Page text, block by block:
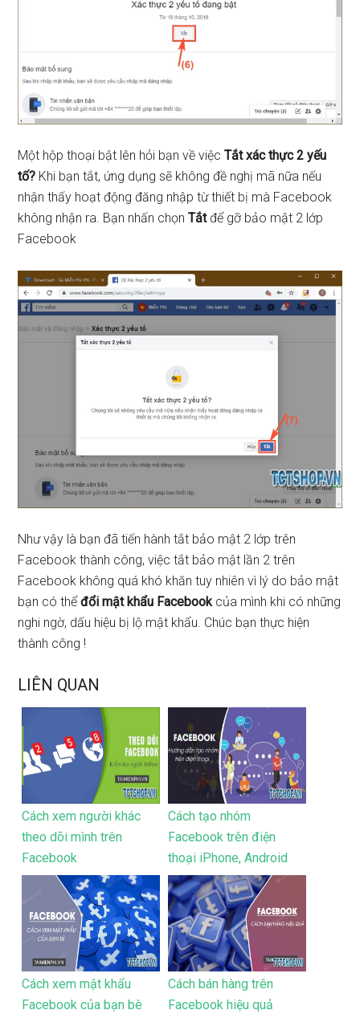
Một hộp thoại bật lên hỏi bạn về việcTắt xác thực 2 yếu
tố? Khi bạn tắt, ứng dụng sẽ không đề nghị mã nữa nếu
nhận thấy hoạt động đăng nhập từ thiết bị mà Facebook
không nhận ra. Bạn nhấn chọnTắtđể gỡ bảo mật 2 lớp
Facebook
Như vậy là bạn đã tiến hành tắt bảo mật 2 lớp trên
Facebook thành công, việc tắt bảo mật lần 2 trên
Facebook không quá khó khăn tuy nhiên vì lý do bảo mật
bạn có thểđổi mật khẩu Facebookcủa mình khi có những
nghi ngờ, dấu hiệu bị lộ mật khẩu. Chúc bạn thực hiện
thành công !
LIÊN QUAN
Cách xem người khác
theo dõi mình trên
Facebook
Cách tạo nhóm
Facebook trên điện
thoại iPhone, Android
Cách xem mật khẩu
Facebook của bạn bè
Cách bán hàng trên
Facebook hiệu quả